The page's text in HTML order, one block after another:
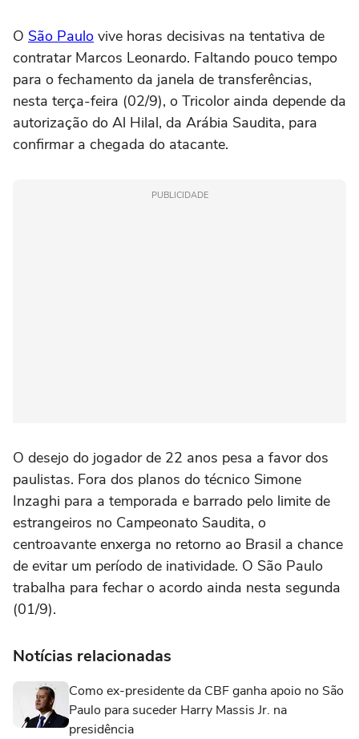
O São Paulo vive horas decisivas na tentativa de
contratar Marcos Leonardo. Faltando pouco tempo
para o fechamento da janela de transferências,
nesta terça-feira (02/9), o Tricolor ainda depende da
autorização do Al Hilal, da Arábia Saudita, para
confirmar a chegada do atacante.
PUBLICIDADE
O desejo do jogador de 22 anos pesa a favor dos
paulistas. Fora dos planos do técnico Simone
Inzaghi para a temporada e barrado pelo limite de
estrangeiros no Campeonato Saudita, o
centroavante enxerga no retorno ao Brasil a chance
de evitar um período de inatividade. O São Paulo
trabalha para fechar o acordo ainda nesta segunda
(01/9).
Notícias relacionadas
Como ex-presidente da CBF ganha apoio no São
Paulo para suceder Harry Massis Jr. na
presidência